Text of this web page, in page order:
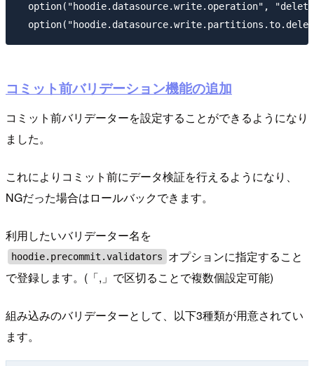
option("hoodie.datasource.write.operation",
コミット前バリデーション機能の追加
コミット前バリデーターを設定することができるようになり
ました。
これによりコミット前にデータ検証を行えるようになり、
NGだった場合はロールバックできます。
利用したいバリデーター名を
hoodie.precommit.validators
オプションに指定すること
で登録します。(「,」で区切ることで複数個設定可能)
組み込みのバリデーターとして、以下3種類が用意されてい
ます。